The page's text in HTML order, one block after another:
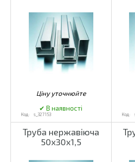
s_327153
Труба нержавіюча
50х30х1,5